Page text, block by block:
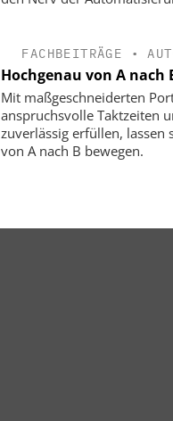
FACHBEITRÄGE •
Hochgenau von A nach
Mit maßgeschneiderten
anspruchsvolle Taktzeiten
zuverlässig erfüllen, lassen
von A nach B bewegen.